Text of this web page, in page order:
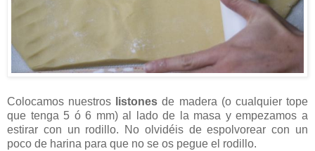
Colocamos nuestros listones de madera (o cualquier tope
que tenga 5 ó 6 mm) al lado de la masa y empezamos a
estirar con un rodillo. No olvidéis de espolvorear con un
poco de harina para que no se os pegue el rodillo.